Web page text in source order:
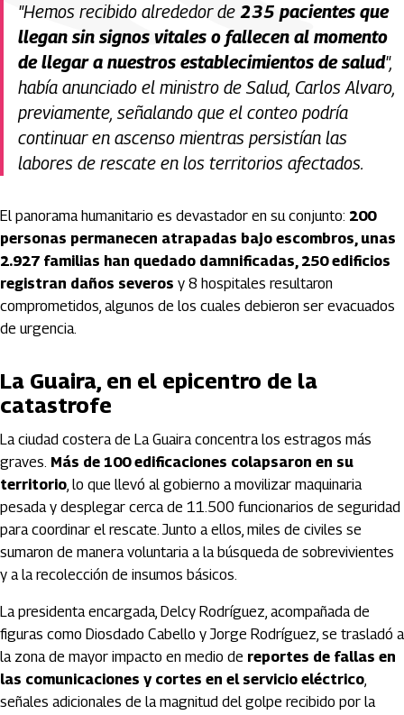
"Hemos recibido alrededor de 235 pacientes que
llegan sin signos vitales o fallecen al momento
de llegar a nuestros establecimientos de salud",
había anunciado el ministro de Salud, Carlos Alvaro,
previamente, señalando que el conteo podría
continuar en ascenso mientras persistían las
labores de rescate en los territorios afectados.
El panorama humanitario es devastador en su conjunto: 200
personas permanecen atrapadas bajo escombros, unas
2.927 familias han quedado damnificadas, 250 edificios
registran daños severos y 8 hospitales resultaron
comprometidos, algunos de los cuales debieron ser evacuados
de urgencia.
La Guaira, en el epicentro de la
catastrofe
La ciudad costera de La Guaira concentra los estragos más
graves. Más de 100 edificaciones colapsaron en su
territorio, lo que llevó al gobierno a movilizar maquinaria
pesada y desplegar cerca de 11.500 funcionarios de seguridad
para coordinar el rescate. Junto a ellos, miles de civiles se
sumaron de manera voluntaria a la búsqueda de sobrevivientes
y a la recolección de insumos básicos.
La presidenta encargada, Delcy Rodríguez, acompañada de
figuras como Diosdado Cabello y Jorge Rodríguez, se trasladó a
la zona de mayor impacto en medio de reportes de fallas en
las comunicaciones y cortes en el servicio eléctrico,
señales adicionales de la magnitud del golpe recibido por la